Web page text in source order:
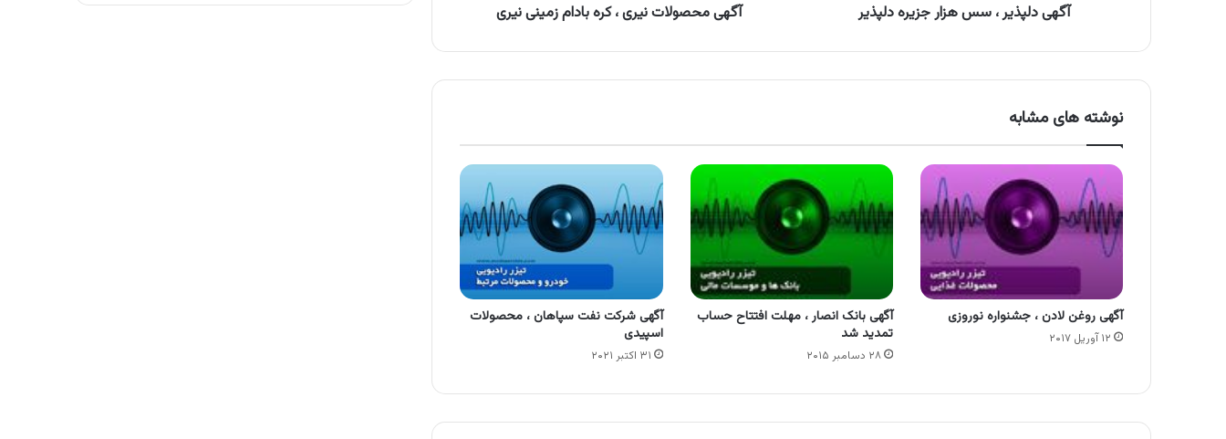
آگهی دلپذیر ، سس هزار جزیره دلپذیر آگهی محصولات نیری ، کره بادام زمینی نیری
نوشته های مشابه
آگهی روغن لادن ، جشنواره نوروزی
۱۲ آوریل ۲۰۱۷
آگهی بانک انصار ، مهلت افتتاح حساب
تمدید شد
۲۸ دسامبر ۲۰۱۵
آگهی شرکت نفت سپاهان ، محصولات
اسپیدی
۳۱ اکتبر ۲۰۲۱